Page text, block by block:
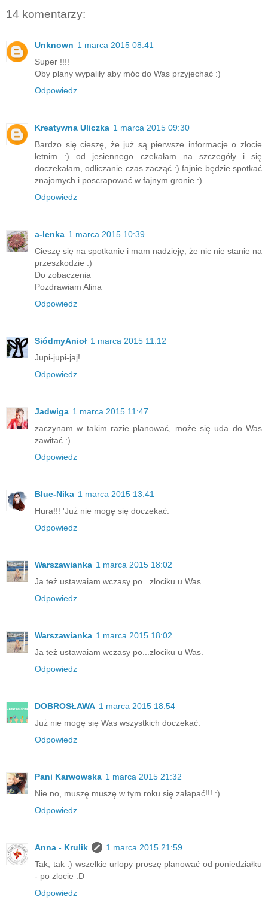
14 komentarzy:
Unknown 1 marca 2015 08:41
Super !!!!
Oby plany wypaliły aby móc do Was przyjechać :)
Odpowiedz
Kreatywna Uliczka 1 marca 2015 09:30
Bardzo się cieszę, że już są pierwsze informacje o zlocie
letnim :) od jesiennego czekałam na szczegóły i się
doczekałam, odliczanie czas zacząć :) fajnie będzie spotkać
znajomych i poscrapować w fajnym gronie :).
Odpowiedz
a-lenka 1 marca 2015 10:39
Cieszę się na spotkanie i mam nadzieję, że nic nie stanie na
przeszkodzie :)
Do zobaczenia
Pozdrawiam Alina
Odpowiedz
SiódmyAnioł 1 marca 2015 11:12
Jupi-jupi-jaj!
Odpowiedz
Jadwiga 1 marca 2015 11:47
zaczynam w takim razie planować, może się uda do Was
zawitać :)
Odpowiedz
Blue-Nika 1 marca 2015 13:41
Hura!!! 'Już nie mogę się doczekać.
Odpowiedz
Warszawianka 1 marca 2015 18:02
Ja też ustawaiam wczasy po...zlociku u Was.
Odpowiedz
Warszawianka 1 marca 2015 18:02
Ja też ustawaiam wczasy po...zlociku u Was.
Odpowiedz
DOBROSŁAWA 1 marca 2015 18:54
Już nie mogę się Was wszystkich doczekać.
Odpowiedz
Pani Karwowska 1 marca 2015 21:32
Nie no, muszę muszę w tym roku się załapać!!! :)
Odpowiedz
Anna - Krulik
1 marca 2015 21:59
Tak, tak :) wszelkie urlopy proszę planować od poniedziałku
- po zlocie :D
Odpowiedz